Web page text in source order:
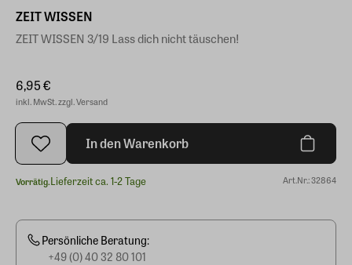
ZEIT WISSEN
ZEIT WISSEN 3/19 Lass dich nicht täuschen!
6,95 €
inkl. MwSt. zzgl. Versand
In den Warenkorb
Vorrätig.Lieferzeit ca. 1-2 Tage Art.Nr.: 32864
Persönliche Beratung:
+49 (0) 40 32 80 101